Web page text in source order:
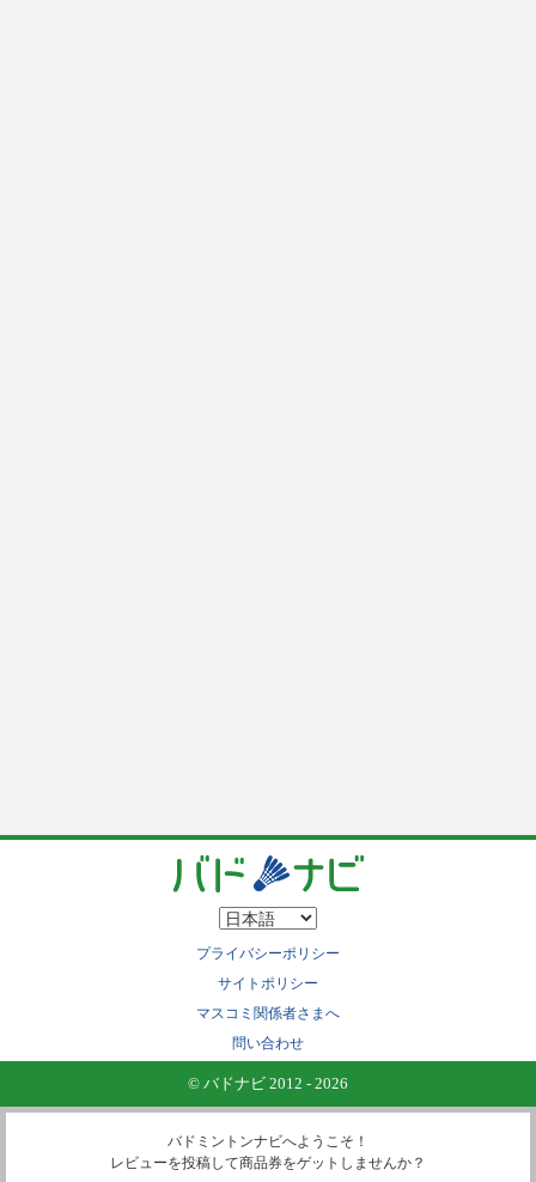
プライバシーポリシー
サイトポリシー
マスコミ関係者さまへ
問い合わせ
© バドナビ 2012 - 2026
バドミントンナビへようこそ！
レビューを投稿して商品券をゲットしませんか？